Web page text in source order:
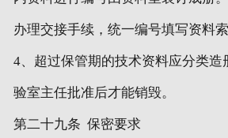
办理交接手续，统一编号填写资料索
4、超过保管期的技术资料应分类造
验室主任批准后才能销毁。
第二十九条 保密要求